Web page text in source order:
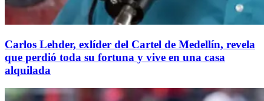
Carlos Lehder, exlíder del Cartel de Medellín, revela
que perdió toda su fortuna y vive en una casa
alquilada